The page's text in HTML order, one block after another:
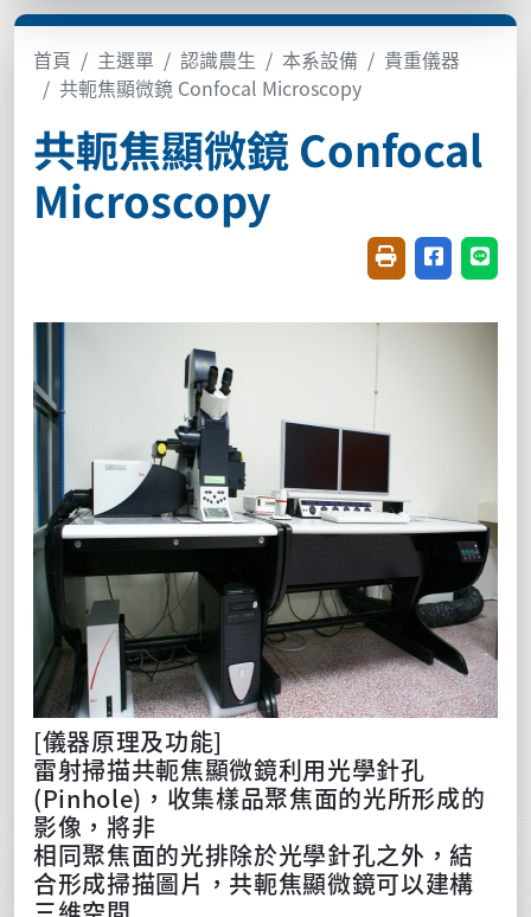
首頁 主選單 認識農生 本系設備
貴重儀器
共軛焦顯微鏡 Confocal Microscopy
共軛焦顯微鏡 Confocal
Microscopy
友善列印(開新視
分享至臉書
分享
[儀器原理及功能]
雷射掃描共軛焦顯微鏡利用光學針孔
(Pinhole)，收集樣品聚焦面的光所形成的
影像，將非
相同聚焦面的光排除於光學針孔之外，結
合形成掃描圖片，共軛焦顯微鏡可以建構